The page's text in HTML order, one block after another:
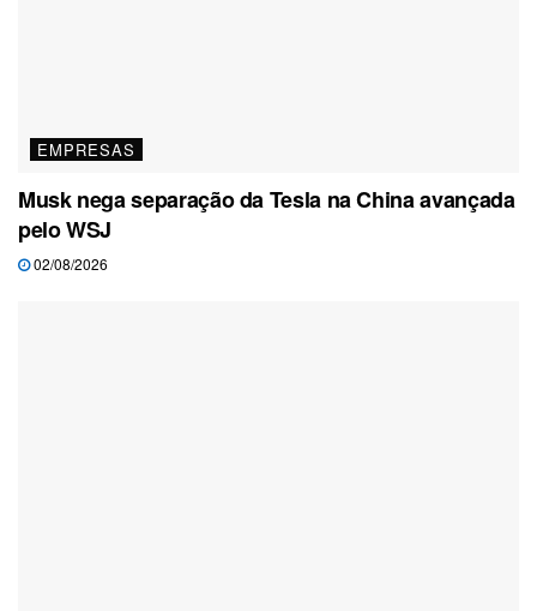
EMPRESAS
Musk nega separação da Tesla na China avançada
pelo WSJ
02/08/2026